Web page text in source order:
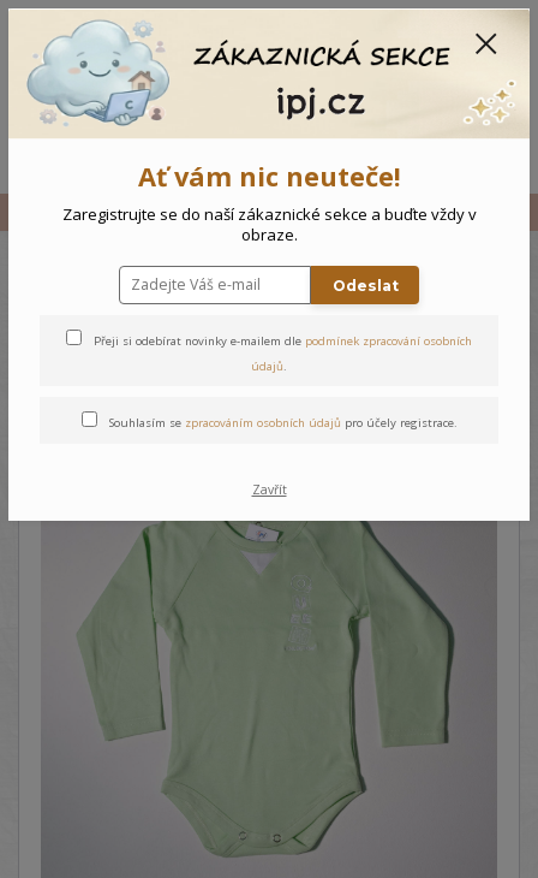
Vše Dětské body Písmena
Dětské body Písmena
Ať vám nic neuteče!
Zaregistrujte se do naší zákaznické sekce a buďte vždy v
obraze.
Odeslat
Přeji si odebírat novinky e-mailem dle podmínek zpracování osobních
údajů.
Souhlasím se zpracováním osobních údajů pro účely registrace.
Zavřít